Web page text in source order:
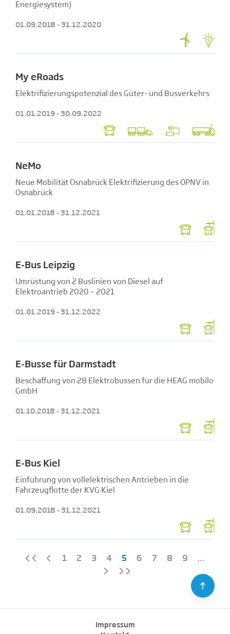
Energiesystem)
01.09.2018 - 31.12.2020
My eRoads
Elektrifizierungspotenzial des Güter- und Busverkehrs
01.01.2019 - 30.09.2022
NeMo
Neue Mobilität Osnabrück Elektrifizierung des ÖPNV in
Osnabrück
01.01.2018 - 31.12.2021
E-Bus Leipzig
Umrüstung von 2 Buslinien von Diesel auf
Elektroantrieb 2020 – 2021
01.01.2019 - 31.12.2022
E-Busse für Darmstadt
Beschaffung von 28 Elektrobussen für die HEAG mobilo
GmbH
01.10.2018 - 31.12.2021
E-Bus Kiel
Einführung von vollelektrischen Antrieben in die
Fahrzeugflotte der KVG Kiel
01.09.2018 - 31.12.2021
1 2 3 4 5 6 7 8 9 …
⇪
Impressum